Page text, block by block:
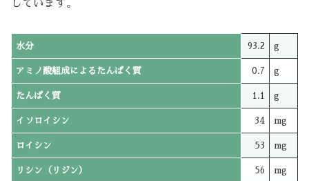
しています。
水分 93.2 g
アミノ酸組成によるたんぱく質 0.7 g
たんぱく質 1.1 g
イソロイシン 34 mg
ロイシン 53 mg
リシン（リジン） 56 mg